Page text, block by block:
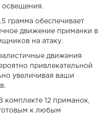
освещения.
грамма обеспечивает
движение приманки в
на атаку.
движения
привлекательной
увеличивая ваши
комплекте 12 приманок,
к любым